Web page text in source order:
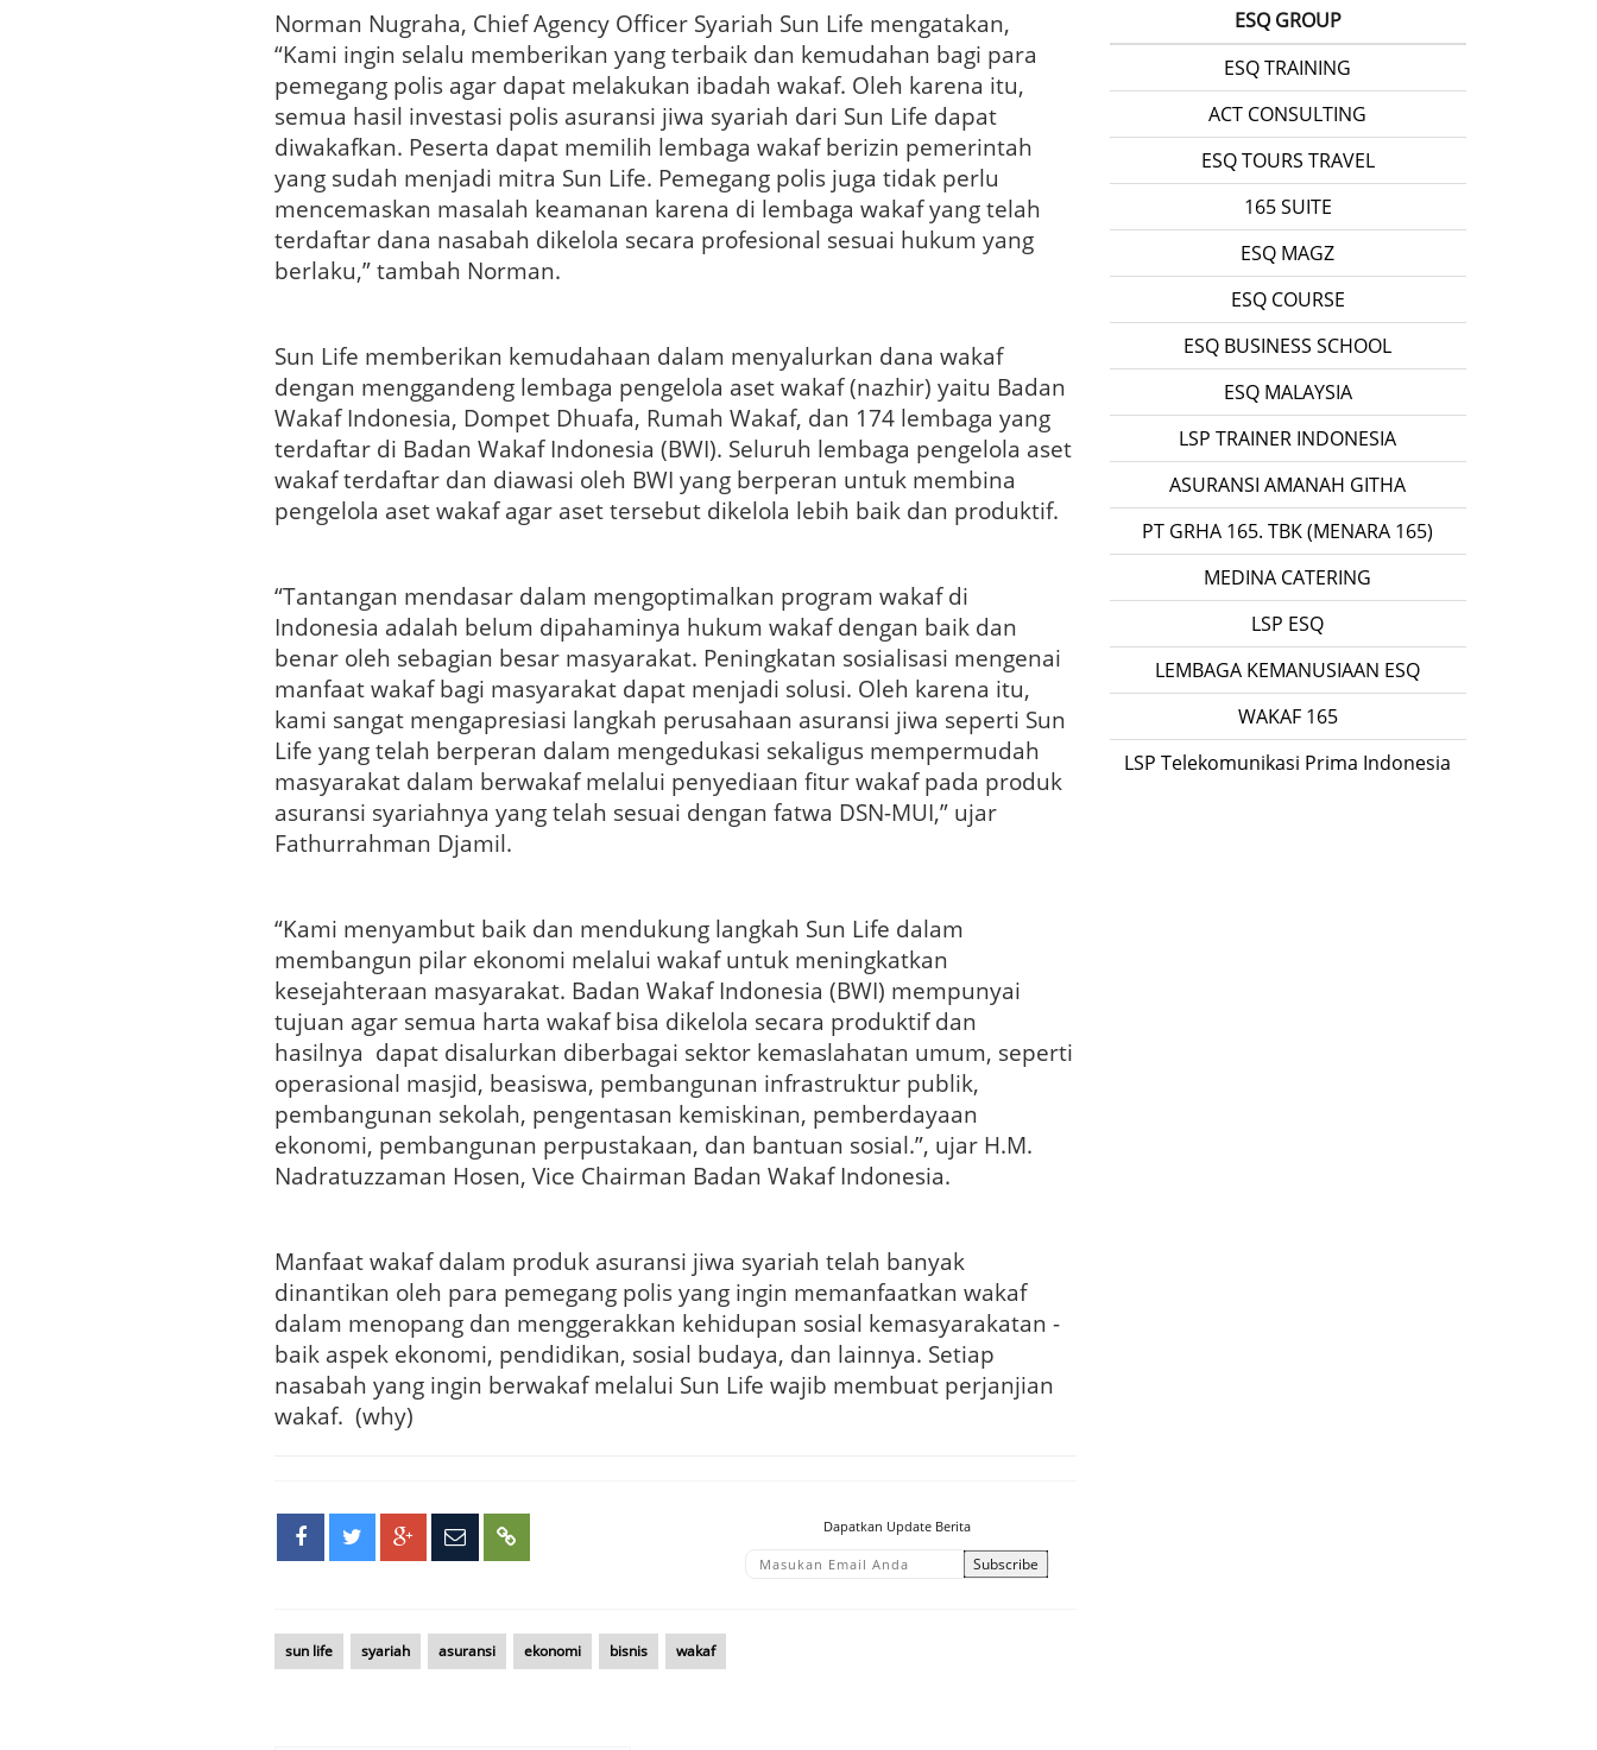
Norman Nugraha, Chief Agency Officer Syariah Sun Life mengatakan,
“Kami ingin selalu memberikan yang terbaik dan kemudahan bagi para
pemegang polis agar dapat melakukan ibadah wakaf. Oleh karena itu,
semua hasil investasi polis asuransi jiwa syariah dari Sun Life dapat
diwakafkan. Peserta dapat memilih lembaga wakaf berizin pemerintah
yang sudah menjadi mitra Sun Life. Pemegang polis juga tidak perlu
mencemaskan masalah keamanan karena di lembaga wakaf yang telah
terdaftar dana nasabah dikelola secara profesional sesuai hukum yang
berlaku,” tambah Norman.
Sun Life memberikan kemudahaan dalam menyalurkan dana wakaf
dengan menggandeng lembaga pengelola aset wakaf (nazhir) yaitu Badan
Wakaf Indonesia, Dompet Dhuafa, Rumah Wakaf, dan 174 lembaga yang
terdaftar di Badan Wakaf Indonesia (BWI). Seluruh lembaga pengelola aset
wakaf terdaftar dan diawasi oleh BWI yang berperan untuk membina
pengelola aset wakaf agar aset tersebut dikelola lebih baik dan produktif.
“Tantangan mendasar dalam mengoptimalkan program wakaf di
Indonesia adalah belum dipahaminya hukum wakaf dengan baik dan
benar oleh sebagian besar masyarakat. Peningkatan sosialisasi mengenai
manfaat wakaf bagi masyarakat dapat menjadi solusi. Oleh karena itu,
kami sangat mengapresiasi langkah perusahaan asuransi jiwa seperti Sun
Life yang telah berperan dalam mengedukasi sekaligus mempermudah
masyarakat dalam berwakaf melalui penyediaan fitur wakaf pada produk
asuransi syariahnya yang telah sesuai dengan fatwa DSN-MUI,” ujar
Fathurrahman Djamil.
“Kami menyambut baik dan mendukung langkah Sun Life dalam
membangun pilar ekonomi melalui wakaf untuk meningkatkan
kesejahteraan masyarakat. Badan Wakaf Indonesia (BWI) mempunyai
tujuan agar semua harta wakaf bisa dikelola secara produktif dan
hasilnya dapat disalurkan diberbagai sektor kemaslahatan umum, seperti
operasional masjid, beasiswa, pembangunan infrastruktur publik,
pembangunan sekolah, pengentasan kemiskinan, pemberdayaan
ekonomi, pembangunan perpustakaan, dan bantuan sosial.”, ujar H.M.
Nadratuzzaman Hosen, Vice Chairman Badan Wakaf Indonesia.
Manfaat wakaf dalam produk asuransi jiwa syariah telah banyak
dinantikan oleh para pemegang polis yang ingin memanfaatkan wakaf
dalam menopang dan menggerakkan kehidupan sosial kemasyarakatan -
baik aspek ekonomi, pendidikan, sosial budaya, dan lainnya. Setiap
nasabah yang ingin berwakaf melalui Sun Life wajib membuat perjanjian
wakaf. (why)
Dapatkan Update Berita
sun life syariah asuransi ekonomi bisnis wakaf
ESQ GROUP
ESQ TRAINING
ACT CONSULTING
ESQ TOURS TRAVEL
165 SUITE
ESQ MAGZ
ESQ COURSE
ESQ BUSINESS SCHOOL
ESQ MALAYSIA
LSP TRAINER INDONESIA
ASURANSI AMANAH GITHA
PT GRHA 165. TBK (MENARA 165)
MEDINA CATERING
LSP ESQ
LEMBAGA KEMANUSIAAN ESQ
WAKAF 165
LSP Telekomunikasi Prima Indonesia